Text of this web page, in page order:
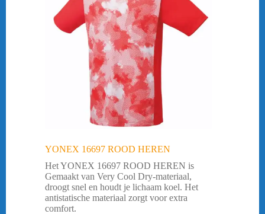
YONEX 16697 ROOD HEREN
Het YONEX 16697 ROOD HEREN is
Gemaakt van Very Cool Dry-materiaal,
droogt snel en houdt je lichaam koel. Het
antistatische materiaal zorgt voor extra
comfort.